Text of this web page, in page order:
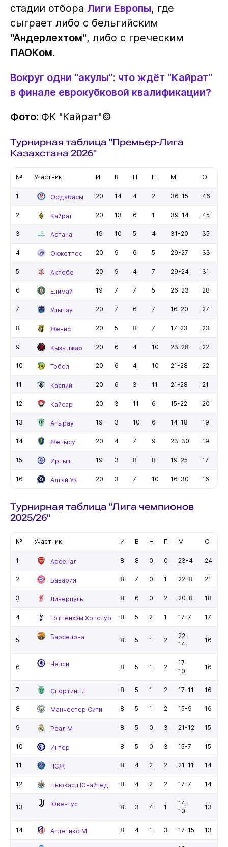
стадии отбора Лиги Европы, где
сыграет либо с бельгийским
"Андерлехтом", либо с греческим
ПАОКом.
Вокруг одни "акулы": что ждёт "Кайрат"
в финале еврокубковой квалификации?
Фото: ФК "Кайрат"©️
Турнирная таблица "Премьер-Лига
Казахстана 2026"
№ Участник И В Н П М О
1 Ордабасы 20 14 4 2 36-15 46
2 Кайрат 20 13 6 1 39-14 45
3 Астана 19 10 5 4 31-20 35
4 Окжетпес 20 9 6 5 29-27 33
5 Актобе 20 9 4 7 29-24 31
6 Елимай 19 7 7 5 26-23 28
7 Улытау 20 7 6 7 16-20 27
8 Женис 20 5 8 7 17-23 23
9 Кызылжар 20 6 4 10 23-28 22
10 Тобол 20 6 4 10 21-28 22
11 Каспий 20 6 3 11 21-28 21
12 Кайсар 20 3 11 6 15-22 20
13 Атырау 19 3 10 6 14-18 19
14 Жетысу 20 4 7 9 23-30 19
15 Иртыш 19 3 8 8 19-25 17
16 Алтай УК 20 3 7 10 16-30 16
Турнирная таблица "Лига чемпионов
2025/26"
№ Участник И В Н П М О
1 Арсенал 8 8 0 0 23-4 24
2 Бавария 8 7 0 1 22-8 21
3 Ливерпуль 8 6 0 2 20-8 18
4 Тоттенхэм Хотспур 8 5 2 1 17-7 17
5 Барселона 8 5 1 2
22-
14
16
6 Челси 8 5 1 2
17-
10
16
7 Спортинг Л 8 5 1 2 17-11 16
8 Манчестер Сити 8 5 1 2 15-9 16
9 Реал М 8 5 0 3 21-12 15
10 Интер 8 5 0 3 15-7 15
11 ПСЖ 8 4 2 2 21-11 14
12 Ньюкасл Юнайтед 8 4 2 2 17-7 14
13 Ювентус 8 3 4 1
14-
10
13
14 Атлетико М 8 4 1 3 17-15 13